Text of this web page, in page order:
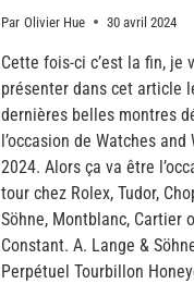
Par Olivier Hue 30 avril 2024
Cette fois-ci c’est la fin, je
présenter dans cet article
dernières belles montres
l’occasion de Watches and
2024. Alors ça va être
tour chez Rolex, Tudor,
Söhne, Montblanc, Cartier
Constant. A. Lange &
Perpétuel Tourbillon